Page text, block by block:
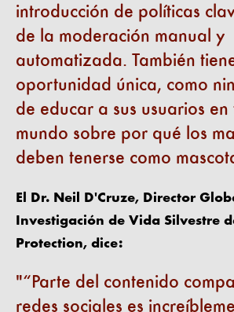
introducción de políticas
de la moderación manual y
automatizada. También
oportunidad única, como
de educar a sus usuarios
mundo sobre por qué los
deben tenerse como
El Dr. Neil D'Cruze, Director
Investigación de Vida Silvestre
Protection, dice:
“Parte del contenido
redes sociales es